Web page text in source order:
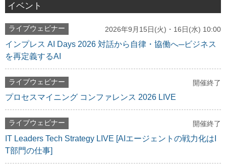
イベント
ライブウェビナー 2026年9月15日(火)・16日(水) 10:00
インプレス AI Days 2026 対話から自律・協働へ─ビジネス
を再定義するAI
ライブウェビナー 開催終了
プロセスマイニング コンファレンス 2026 LIVE
ライブウェビナー 開催終了
IT Leaders Tech Strategy LIVE [AIエージェントの戦力化はI
T部門の仕事]